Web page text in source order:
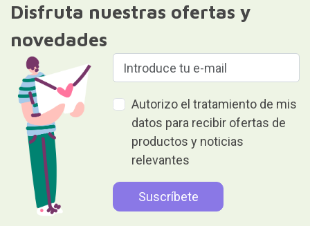
Disfruta nuestras ofertas y
novedades
Autorizo el tratamiento de mis
datos para recibir ofertas de
productos y noticias
relevantes